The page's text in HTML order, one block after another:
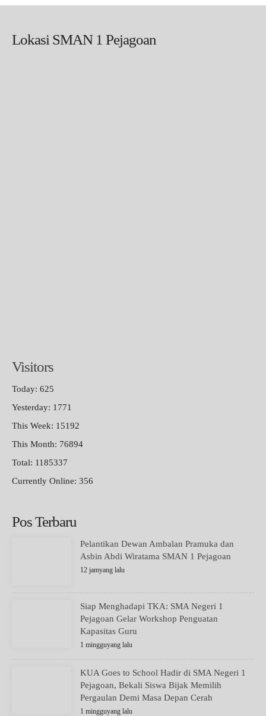
Lokasi SMAN 1 Pejagoan
Visitors
Today: 625
Yesterday: 1771
This Week: 15192
This Month: 76894
Total: 1185337
Currently Online: 356
Pos Terbaru
Pelantikan Dewan Ambalan Pramuka dan
Asbin Abdi Wiratama SMAN 1 Pejagoan
12 jamyang lalu
Siap Menghadapi TKA: SMA Negeri 1
Pejagoan Gelar Workshop Penguatan
Kapasitas Guru
1 mingguyang lalu
KUA Goes to School Hadir di SMA Negeri 1
Pejagoan, Bekali Siswa Bijak Memilih
Pergaulan Demi Masa Depan Cerah
1 mingguyang lalu